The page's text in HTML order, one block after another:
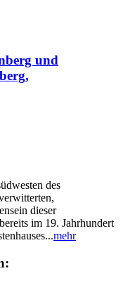
und
des
dieser
im 19. Jahrhundert
mehr